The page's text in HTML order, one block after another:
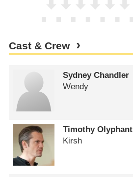
Cast & Crew
Sydney Chandler
Wendy
Timothy Olyphant
Kirsh